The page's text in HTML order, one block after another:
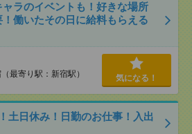
ラのイベントも！好きな場所
働いたその日に給料もらえる
最寄り駅：新宿駅） 気になる！
土日休み！日勤のお仕事！入出